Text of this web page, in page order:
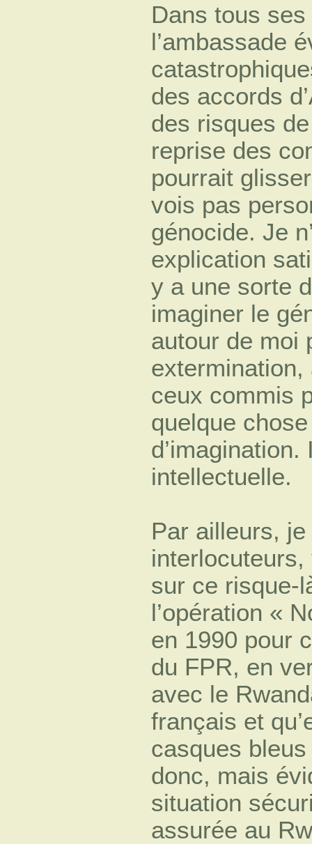
Dans tous
l’ambassade
des accords
des risques
reprise des
pourrait
vois pas
génocide. Je
explication
y a une sorte
imaginer le
autour de moi
ceux commis
quelque
intellectuelle.
Par ailleurs,
sur ce risque-
l’opération «
en 1990 pour
du FPR, en
avec le
français et
casques
donc, mais
situation
assurée au